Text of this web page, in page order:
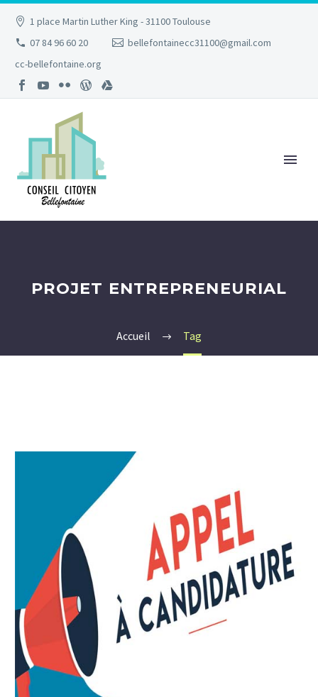
1 place Martin Luther King - 31100 Toulouse
07 84 96 60 20
bellefontainecc31100@gmail.com
cc-bellefontaine.org
PROJET ENTREPRENEURIAL
Accueil Tag